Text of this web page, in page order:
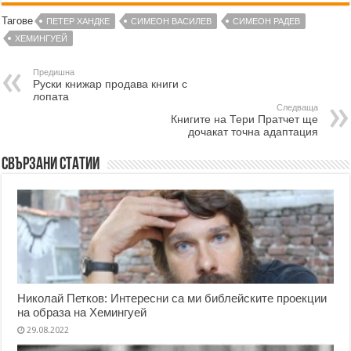
Тагове ПЕТЕР ХАНДКЕ СИМЕОН ВАСИЛЕВ
СИМЕОН РАДЕВ
ХЕМИНГУЕЙ
Предишна
Руски книжар продава книги с
лопата
Следваща
Книгите на Тери Пратчет ще
дочакат точна адаптация
Свързани статии
Николай Петков: Интересни са ми библейските проекции
на образа на Хемингуей
29.08.2022